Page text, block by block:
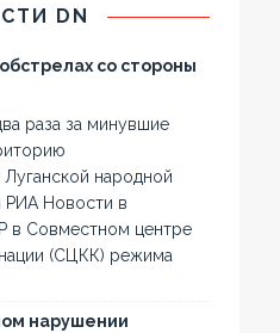
DN
со стороны
раза за минувшие
народной
РИА Новости в
в Совместном центре
(СЦКК) режима
нарушении